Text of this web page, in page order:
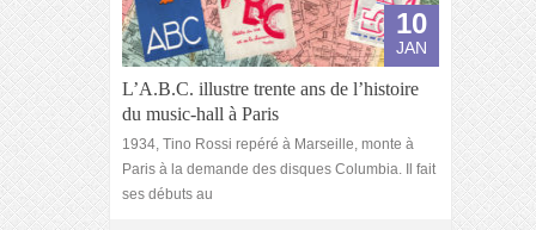
10
JAN
L’A.B.C. illustre trente ans de l’histoire
du music-hall à Paris
1934, Tino Rossi repéré à Marseille, monte à
Paris à la demande des disques Columbia. Il fait
ses débuts au